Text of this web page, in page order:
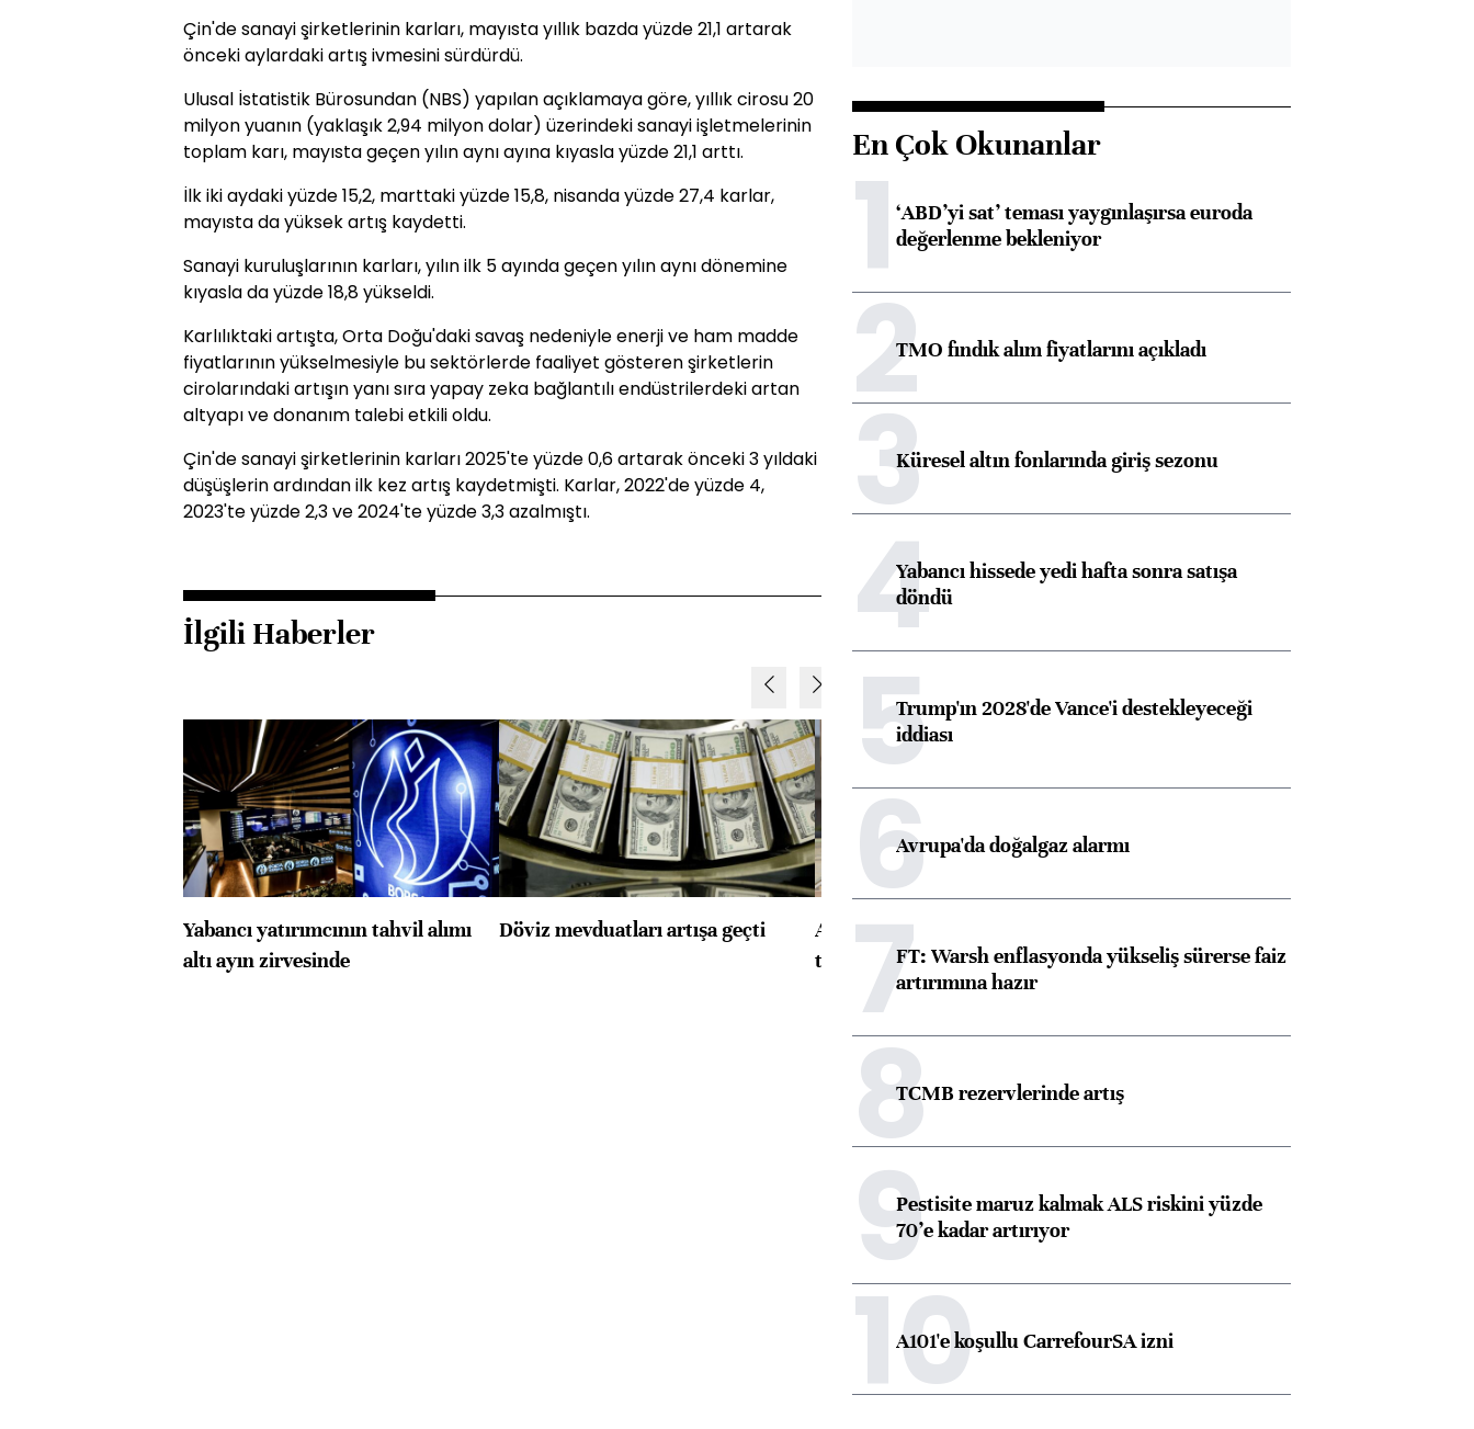
Çin'de sanayi şirketlerinin karları, mayısta yıllık bazda yüzde 21,1 artarak
önceki aylardaki artış ivmesini sürdürdü.
Ulusal İstatistik Bürosundan (NBS) yapılan açıklamaya göre, yıllık cirosu 20
milyon yuanın (yaklaşık 2,94 milyon dolar) üzerindeki sanayi işletmelerinin
toplam karı, mayısta geçen yılın aynı ayına kıyasla yüzde 21,1 arttı.
İlk iki aydaki yüzde 15,2, marttaki yüzde 15,8, nisanda yüzde 27,4 karlar,
mayısta da yüksek artış kaydetti.
Sanayi kuruluşlarının karları, yılın ilk 5 ayında geçen yılın aynı dönemine
kıyasla da yüzde 18,8 yükseldi.
Karlılıktaki artışta, Orta Doğu'daki savaş nedeniyle enerji ve ham madde
fiyatlarının yükselmesiyle bu sektörlerde faaliyet gösteren şirketlerin
cirolarındaki artışın yanı sıra yapay zeka bağlantılı endüstrilerdeki artan
altyapı ve donanım talebi etkili oldu.
Çin'de sanayi şirketlerinin karları 2025'te yüzde 0,6 artarak önceki 3 yıldaki
düşüşlerin ardından ilk kez artış kaydetmişti. Karlar, 2022'de yüzde 4,
2023'te yüzde 2,3 ve 2024'te yüzde 3,3 azalmıştı.
İlgili Haberler
Yabancı yatırımcının tahvil alımı
altı ayın zirvesinde
Döviz mevduatları artışa geçti
ABD'de konut başlangıçları
toparlandı
konusunda Unicredit ile
En Çok Okunanlar
1‘ABD’yi sat’ teması yaygınlaşırsa euroda
değerlenme bekleniyor
2TMO fındık alım fiyatlarını açıkladı
3Küresel altın fonlarında giriş sezonu
4Yabancı hissede yedi hafta sonra satışa
döndü
5Trump'ın 2028'de Vance'i destekleyeceği
iddiası
6Avrupa'da doğalgaz alarmı
7FT: Warsh enflasyonda yükseliş sürerse faiz
artırımına hazır
8TCMB rezervlerinde artış
9Pestisite maruz kalmak ALS riskini yüzde
70’e kadar artırıyor
10
A101'e koşullu CarrefourSA izni